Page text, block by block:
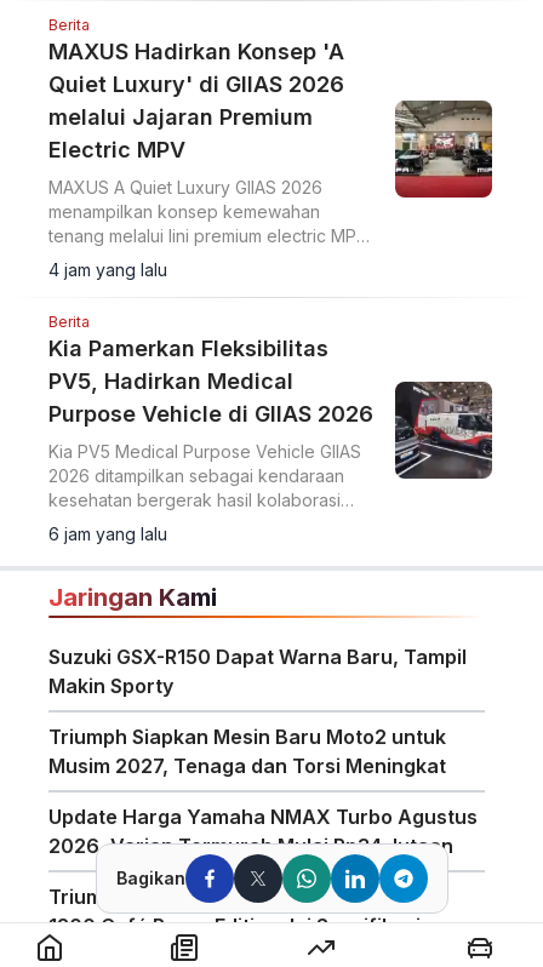
Berita
MAXUS Hadirkan Konsep 'A
Quiet Luxury' di GIIAS 2026
melalui Jajaran Premium
Electric MPV
MAXUS A Quiet Luxury GIIAS 2026
menampilkan konsep kemewahan
tenang melalui lini premium electric MPV
MIFA 7 dan MIFA 9 di ICE BSD City.
4 jam yang lalu
Berita
Kia Pamerkan Fleksibilitas
PV5, Hadirkan Medical
Purpose Vehicle di GIIAS 2026
Kia PV5 Medical Purpose Vehicle GIIAS
2026 ditampilkan sebagai kendaraan
kesehatan bergerak hasil kolaborasi
dengan Eka Hospital dan mitra lainnya.
6 jam yang lalu
Jaringan Kami
Suzuki GSX-R150 Dapat Warna Baru, Tampil
Makin Sporty
Triumph Siapkan Mesin Baru Moto2 untuk
Musim 2027, Tenaga dan Torsi Meningkat
Update Harga Yamaha NMAX Turbo Agustus
2026, Varian Termurah Mulai Rp34 Jutaan
Triumph Indonesia Luncurkan Speed Twin
1200 Café Racer Edition, Ini Spesifikasinya
Bagikan